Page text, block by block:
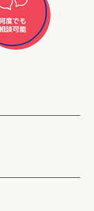
度でも
談可能